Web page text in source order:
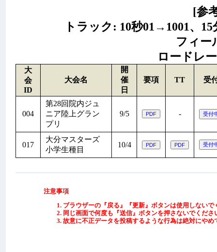
[参
トラック: 10秒01→1001、
フィー
ロードレ
大
会
ID
大会名
開
催
日
要項 TT 受
004
第28回院内ジュ
ニア陸上グラン
プリ
9/5 -
017
大分マスターズ
小学生種目
10/4
注意事項
ブラウザーの『戻る』『更新』ボタンは使用しないで
同じ画面で何度も『送信』ボタンを押さないでくださ
故意に不正データを投稿するような行為は絶対にやめ